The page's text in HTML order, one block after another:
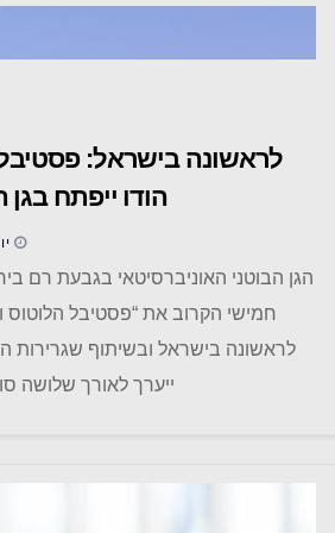
לראשונה בישראל: פסטיבל
הודו ייפתח בגן
יונ 23, 2026
הגן הבוטני האוניברסיטאי בגבעת רם
חמישי הקרוב את “פסטיבל הלוטוס
לראשונה בישראל ובשיתוף שגרירות
ייערך לאורך שלושה